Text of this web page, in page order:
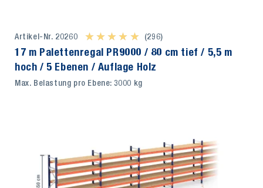
Artikel-Nr. 20260 ★ ★ ★ ★ ★
★ ★ ★ ★ ★ (296)
17 m Palettenregal PR9000 / 80 cm tief / 5,5 m
hoch / 5 Ebenen / Auflage Holz
Max. Belastung pro Ebene: 3000 kg